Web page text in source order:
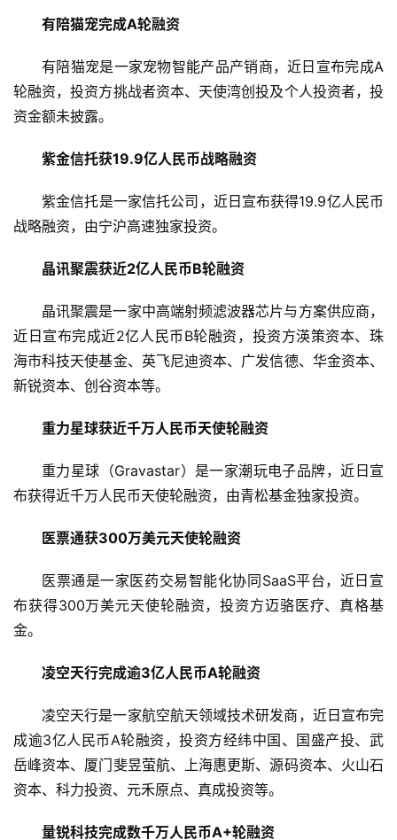
业
公
司
投
创
业
学
登录 注册
投稿
有陪猫宠完成A轮融资
有陪猫宠是一家宠物智能产品产销商，近日宣布完成A
轮融资，投资方挑战者资本、天使湾创投及个人投资者，投
资金额未披露。
紫金信托获19.9亿人民币战略融资
紫金信托是一家信托公司，近日宣布获得19.9亿人民币
战略融资，由宁沪高速独家投资。
晶讯聚震获近2亿人民币B轮融资
晶讯聚震是一家中高端射频滤波器芯片与方案供应商，
近日宣布完成近2亿人民币B轮融资，投资方渶策资本、珠
海市科技天使基金、英飞尼迪资本、广发信德、华金资本、
新锐资本、创谷资本等。
重力星球获近千万人民币天使轮融资
重力星球（Gravastar）是一家潮玩电子品牌，近日宣
布获得近千万人民币天使轮融资，由青松基金独家投资。
医票通获300万美元天使轮融资
医票通是一家医药交易智能化协同SaaS平台，近日宣
布获得300万美元天使轮融资，投资方迈骆医疗、真格基
金。
凌空天行完成逾3亿人民币A轮融资
凌空天行是一家航空航天领域技术研发商，近日宣布完
成逾3亿人民币A轮融资，投资方经纬中国、国盛产投、武
岳峰资本、厦门斐昱萤航、上海惠更斯、源码资本、火山石
资本、科力投资、元禾原点、真成投资等。
量锐科技完成数千万人民币A+轮融资